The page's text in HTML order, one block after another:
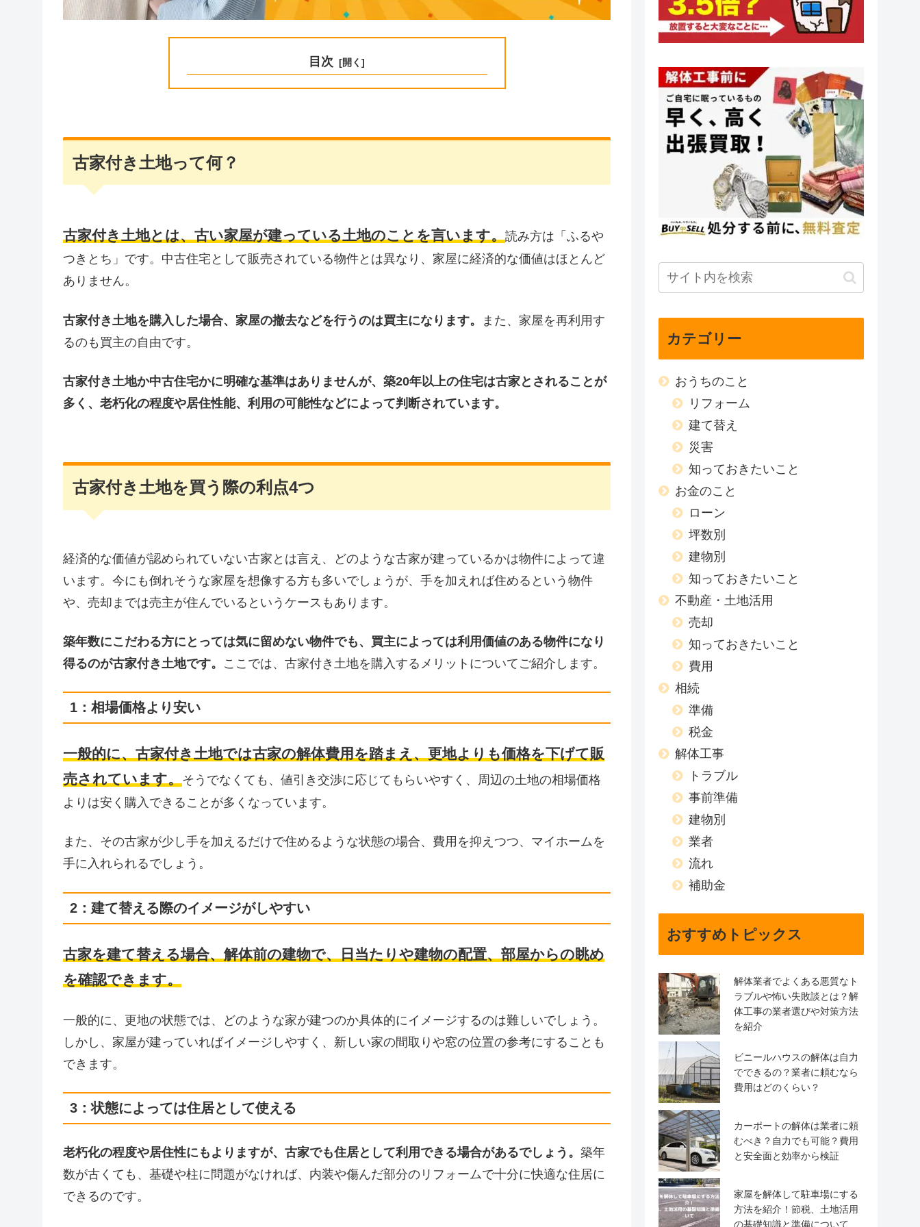
目次
古家付き土地って何？
古家付き土地とは、古い家屋が建っている土地のことを言います。 読み方は「ふるや
つきとち」です。中古住宅として販売されている物件とは異なり、家屋に経済的な価値はほとんど
ありません。
古家付き土地を購入した場合、家屋の撤去などを行うのは買主になります。
また、家屋を再利用す
るのも買主の自由です。
古家付き土地か中古住宅かに明確な基準はありませんが、築20年以上の住宅は古家とされることが
多く、老朽化の程度や居住性能、利用の可能性などによって判断されています。
古家付き土地を買う際の利点4つ
経済的な価値が認められていない古家とは言え、どのような古家が建っているかは物件によって違
います。今にも倒れそうな家屋を想像する方も多いでしょうが、手を加えれば住めるという物件
や、売却までは売主が住んでいるというケースもあります。
築年数にこだわる方にとっては気に留めない物件でも、買主によっては利用価値のある物件になり
得るのが古家付き土地です。 ここでは、古家付き土地を購入するメリットについてご紹介します。
1：相場価格より安い
一般的に、古家付き土地では古家の解体費用を踏まえ、更地よりも価格を下げて販
売されています。
そうでなくても、値引き交渉に応じてもらいやすく、周辺の土地の相場価格
よりは安く購入できることが多くなっています。
また、その古家が少し手を加えるだけで住めるような状態の場合、費用を抑えつつ、マイホームを
手に入れられるでしょう。
2：建て替える際のイメージがしやすい
古家を建て替える場合、解体前の建物で、日当たりや建物の配置、部屋からの眺め
を確認できます。
一般的に、更地の状態では、どのような家が建つのか具体的にイメージするのは難しいでしょう。
しかし、家屋が建っていればイメージしやすく、新しい家の間取りや窓の位置の参考にすることも
できます。
3：状態によっては住居として使える
老朽化の程度や居住性にもよりますが、古家でも住居として利用できる場合があるでしょう。 築年
数が古くても、基礎や柱に問題がなければ、内装や傷んだ部分のリフォームで十分に快適な住居に
できるのです。
カテゴリー
おうちのこと
リフォーム
建て替え
災害
知っておきたいこと
お金のこと
ローン
坪数別
建物別
知っておきたいこと
不動産・土地活用
売却
知っておきたいこと
費用
相続
準備
税金
解体工事
トラブル
事前準備
建物別
業者
流れ
補助金
おすすめトピックス
解体業者でよくある悪質なト
ラブルや怖い失敗談とは？解
体工事の業者選びや対策方法
を紹介
ビニールハウスの解体は自力
でできるの？業者に頼むなら
費用はどのくらい？
カーポートの解体は業者に頼
むべき？自力でも可能？費用
と安全面と効率から検証
家屋を解体して駐車場にする
方法を紹介！節税、土地活用
の基礎知識と準備について